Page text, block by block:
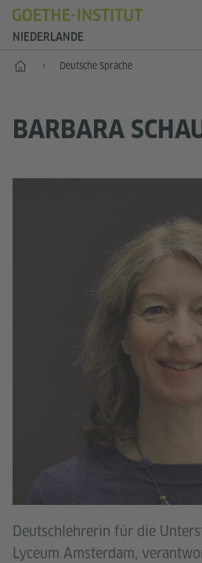
NIEDERLANDE
Start Deutsche Sprache
BARBARA
Deutschlehrerin für die
Lyceum Amsterdam,